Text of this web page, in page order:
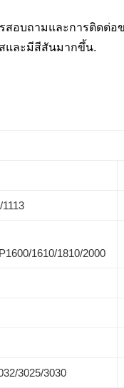
อบถามและการติดต่
และมีสีสันมากขึ้น.
1610/1810/2000
3025/3030